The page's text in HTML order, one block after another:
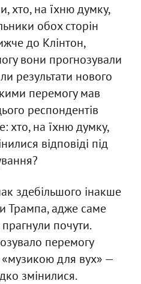
хто, на їхню думку,
обох сторін
до Клінтон,
вони прогнозували
результати нового
перемогу мав
респондентів
хто, на їхню думку,
відповіді під
здебільшого інакше
Трампа, адже саме
почути.
перемогу
для вух» —
змінилися.